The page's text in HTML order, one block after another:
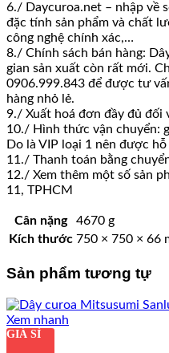
6./ Daycuroa.net – nhập về
đặc tính sản phẩm và chất
công nghệ chính xác,…
8./ Chính sách bán hàng:
gian sản xuất còn rất mới.
0906.999.843 để được tư
hàng nhỏ lẻ.
9./ Xuất hoá đơn đầy đủ đối
10./ Hình thức vận chuyển:
Do là VIP loại 1 nên được
11./ Thanh toán bằng
12./ Xem thêm một số sản
11, TPHCM
Cân nặng
4670 g
Kích thước 750 × 750 × 66
Sản phẩm tương tự
Xem nhanh
GIÁ SỈ